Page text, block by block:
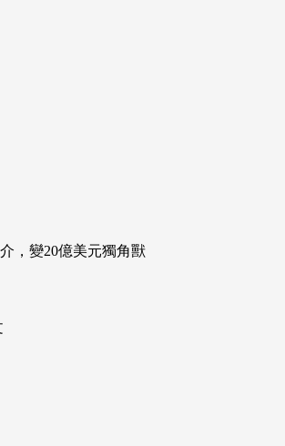
，變20億美元獨角獸